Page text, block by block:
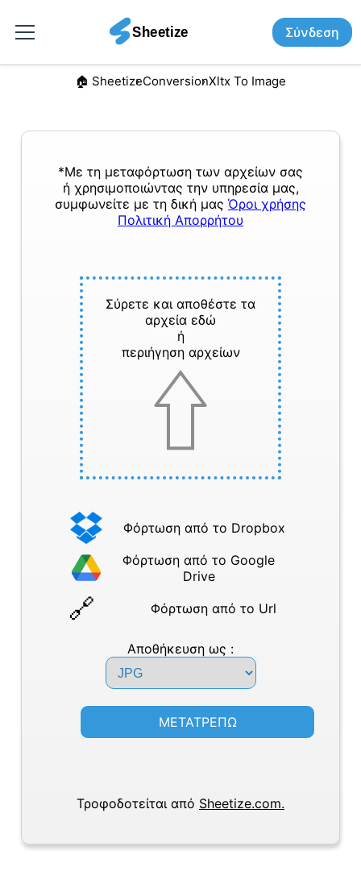
Σύνδεση
🏠︎ SheetizeConversionXltx To Image
*Με τη μεταφόρτωση των αρχείων σας
ή χρησιμοποιώντας την υπηρεσία μας,
συμφωνείτε με τη δική μας Όροι χρήσης
Πολιτική Απορρήτου
Σύρετε και αποθέστε τα
αρχεία εδώ
ή
περιήγηση αρχείων
Φόρτωση από το Dropbox
Φόρτωση από το Google
Drive
Φόρτωση από το Url
Αποθήκευση ως :
ΜΕΤΑΤΡΕΠΩ
Τροφοδοτείται από Sheetize.com.